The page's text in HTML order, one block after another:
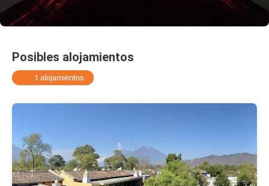
Posibles alojamientos
1 alojamientos